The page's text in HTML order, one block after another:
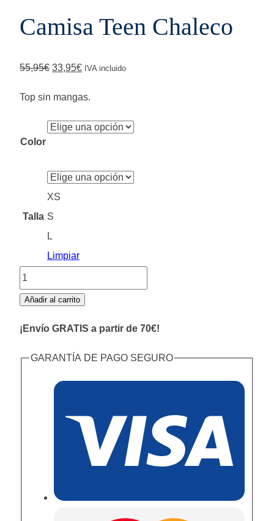
Camisa Teen Chaleco
55,95€ El
era:
33,95€El
es:
IVA incluido
Top sin mangas.
Color
Talla
XS
S
L
Limpiar
Camisa
Teen
cantidad
Añadir al carrito
¡Envío GRATIS a partir de 70€!
GARANTÍA DE PAGO SEGURO